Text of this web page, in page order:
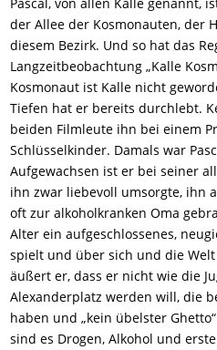
der Allee der Kosmonauten, der
diesem Bezirk. Und so hat das
Langzeitbeobachtung „Kalle
Kosmonaut ist Kalle nicht
Tiefen hat er bereits durchlebt.
beiden Filmleute ihn bei einem
Schlüsselkinder. Damals war
Aufgewachsen ist er bei seiner
ihn zwar liebevoll umsorgte, ihn
oft zur alkoholkranken Oma
Alter ein aufgeschlossenes,
spielt und über sich und die
äußert er, dass er nicht wie die
Alexanderplatz werden will, die
haben und „kein übelster
sind es Drogen, Alkohol und